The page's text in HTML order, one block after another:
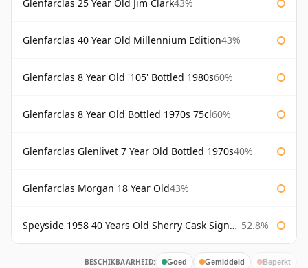
Glenfarclas 25 Year Old Jim Clark43%
Glenfarclas 40 Year Old Millennium Edition43%
Glenfarclas 8 Year Old '105' Bottled 1980s60%
Glenfarclas 8 Year Old Bottled 1970s 75cl60%
Glenfarclas Glenlivet 7 Year Old Bottled 1970s40%
Glenfarclas Morgan 18 Year Old43%
Speyside 1958 40 Years Old Sherry Cask Signatory 52.8%
BESCHIKBAARHEID: Goed Gemiddeld Beperkt